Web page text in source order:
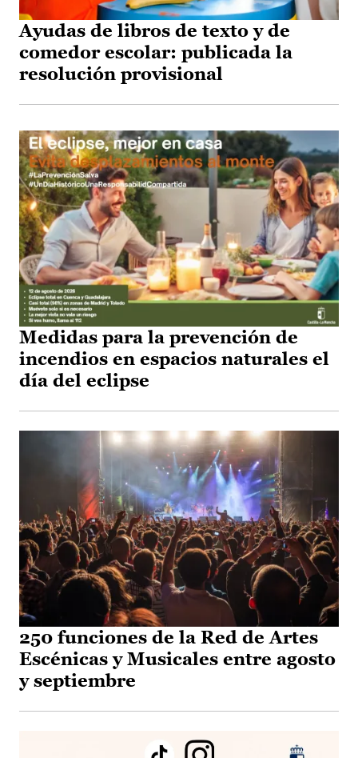
Ayudas de libros de texto y de
comedor escolar: publicada la
resolución provisional
Medidas para la prevención de
incendios en espacios naturales el
día del eclipse
250 funciones de la Red de Artes
Escénicas y Musicales entre agosto
y septiembre